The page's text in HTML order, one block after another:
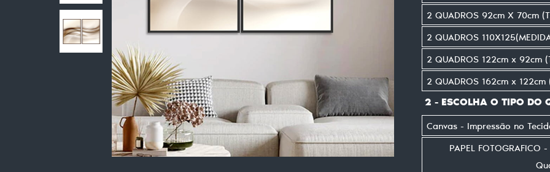
2 QUADROS 92cm X 70cm
2 QUADROS
2 QUADROS 122cm x 92cm
2 QUADROS 162cm x
2 - ESCOLHA O TIPO DO
Canvas - Impressão no
PAPEL